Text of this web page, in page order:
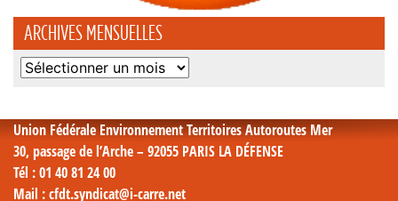
ARCHIVES MENSUELLES
Archives
Union Fédérale Environnement Territoires Autoroutes Mer
30, passage de l’Arche – 92055 PARIS LA DÉFENSE
Tél : 01 40 81 24 00
Mail : cfdt.syndicat@i-carre.net